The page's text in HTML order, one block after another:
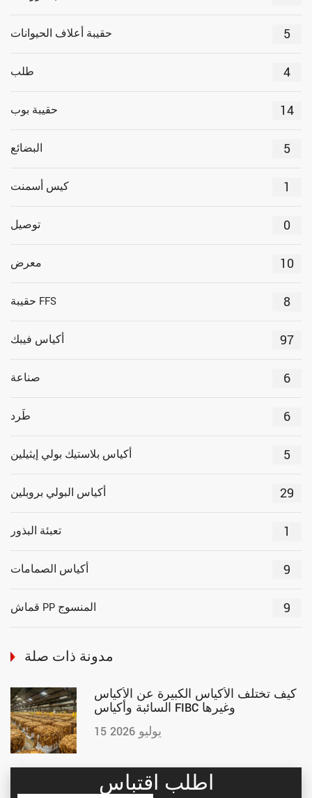
حقيبة أعلاف الحيوانات 5
طلب 4
حقيبة بوب 14
البضائع 5
كيس أسمنت 1
توصيل 0
معرض 10
حقيبة FFS 8
أكياس فيبك 97
صناعة 6
طَرد 6
أكياس بلاستيك بولي إيثيلين 5
أكياس البولي بروبلين 29
تعبئة البذور 1
أكياس الصمامات 9
قماش PP المنسوج 9
مدونة ذات صلة
كيف تختلف الأكياس الكبيرة عن الأكياس
السائبة وأكياس FIBC وغيرها
15 يوليو 2026
اطلب اقتباس